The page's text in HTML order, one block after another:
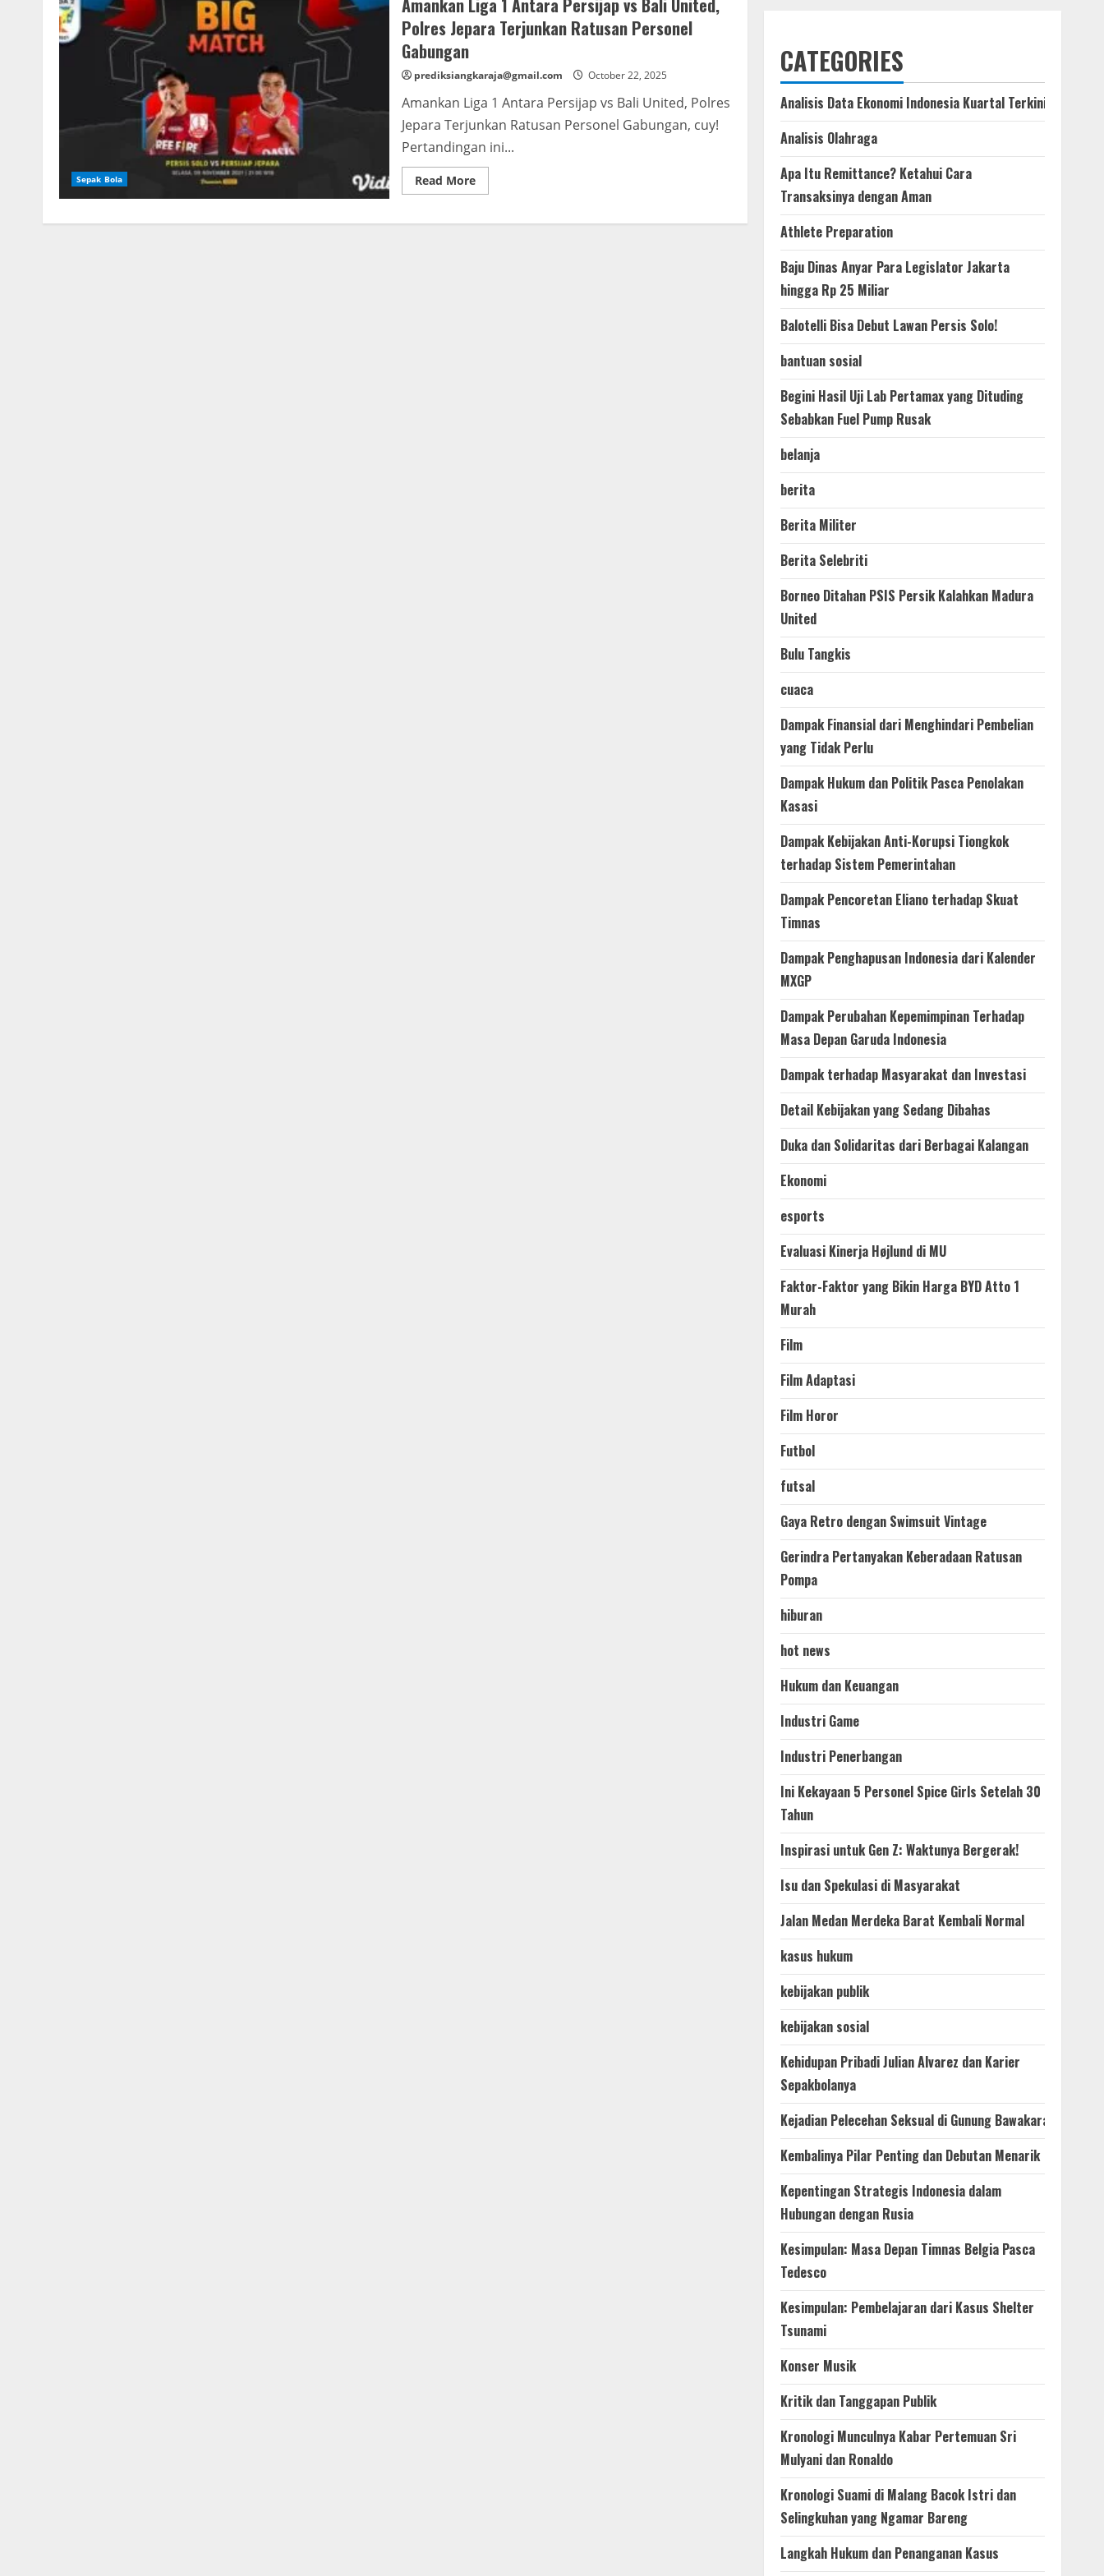
Sepak Bola
Amankan Liga 1 Antara Persijap vs Bali United,
Polres Jepara Terjunkan Ratusan Personel
Gabungan
prediksiangkaraja@gmail.com October 22, 2025
Amankan Liga 1 Antara Persijap vs Bali United, Polres
Jepara Terjunkan Ratusan Personel Gabungan, cuy!
Pertandingan ini...
Read MoreRead
more
Liga
CATEGORIES
Analisis Data Ekonomi Indonesia Kuartal Terkini
Analisis Olahraga
Apa Itu Remittance? Ketahui Cara
Transaksinya dengan Aman
Athlete Preparation
Baju Dinas Anyar Para Legislator Jakarta
hingga Rp 25 Miliar
Balotelli Bisa Debut Lawan Persis Solo!
bantuan sosial
Begini Hasil Uji Lab Pertamax yang Dituding
Sebabkan Fuel Pump Rusak
belanja
berita
Berita Militer
Berita Selebriti
Borneo Ditahan PSIS Persik Kalahkan Madura
United
Bulu Tangkis
cuaca
Dampak Finansial dari Menghindari Pembelian
yang Tidak Perlu
Dampak Hukum dan Politik Pasca Penolakan
Kasasi
Dampak Kebijakan Anti-Korupsi Tiongkok
terhadap Sistem Pemerintahan
Dampak Pencoretan Eliano terhadap Skuat
Timnas
Dampak Penghapusan Indonesia dari Kalender
MXGP
Dampak Perubahan Kepemimpinan Terhadap
Masa Depan Garuda Indonesia
Dampak terhadap Masyarakat dan Investasi
Detail Kebijakan yang Sedang Dibahas
Duka dan Solidaritas dari Berbagai Kalangan
Ekonomi
esports
Evaluasi Kinerja Højlund di MU
Faktor-Faktor yang Bikin Harga BYD Atto 1
Murah
Film
Film Adaptasi
Film Horor
Futbol
futsal
Gaya Retro dengan Swimsuit Vintage
Gerindra Pertanyakan Keberadaan Ratusan
Pompa
hiburan
hot news
Hukum dan Keuangan
Industri Game
Industri Penerbangan
Ini Kekayaan 5 Personel Spice Girls Setelah 30
Tahun
Inspirasi untuk Gen Z: Waktunya Bergerak!
Isu dan Spekulasi di Masyarakat
Jalan Medan Merdeka Barat Kembali Normal
kasus hukum
kebijakan publik
kebijakan sosial
Kehidupan Pribadi Julian Alvarez dan Karier
Sepakbolanya
Kejadian Pelecehan Seksual di Gunung Bawakaraeng
Kembalinya Pilar Penting dan Debutan Menarik
Kepentingan Strategis Indonesia dalam
Hubungan dengan Rusia
Kesimpulan: Masa Depan Timnas Belgia Pasca
Tedesco
Kesimpulan: Pembelajaran dari Kasus Shelter
Tsunami
Konser Musik
Kritik dan Tanggapan Publik
Kronologi Munculnya Kabar Pertemuan Sri
Mulyani dan Ronaldo
Kronologi Suami di Malang Bacok Istri dan
Selingkuhan yang Ngamar Bareng
Langkah Hukum dan Penanganan Kasus